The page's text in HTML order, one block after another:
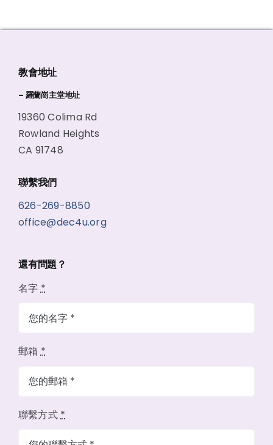
教會地址
– 羅蘭崗主堂地址
19360 Colima Rd
Rowland Heights
CA 91748
聯繫我們
626-269-8850
office@dec4u.org
還有問題？
名字*
郵箱*
聯繫方式*